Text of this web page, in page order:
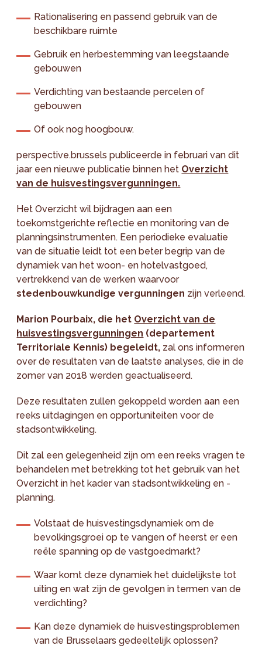
Rationalisering en passend gebruik van de
beschikbare ruimte
Gebruik en herbestemming van leegstaande
gebouwen
Verdichting van bestaande percelen of
gebouwen
Of ook nog hoogbouw.
perspective.brussels publiceerde in februari van dit
jaar een nieuwe publicatie binnen het Overzicht
van de huisvestingsvergunningen.
Het Overzicht wil bijdragen aan een
toekomstgerichte reflectie en monitoring van de
planningsinstrumenten. Een periodieke evaluatie
van de situatie leidt tot een beter begrip van de
dynamiek van het woon- en hotelvastgoed,
vertrekkend van de werken waarvoor
stedenbouwkundige vergunningen zijn verleend.
Marion Pourbaix, die het Overzicht van de
huisvestingsvergunningen (departement
Territoriale Kennis) begeleidt, zal ons informeren
over de resultaten van de laatste analyses, die in de
zomer van 2018 werden geactualiseerd.
Deze resultaten zullen gekoppeld worden aan een
reeks uitdagingen en opportuniteiten voor de
stadsontwikkeling.
Dit zal een gelegenheid zijn om een reeks vragen te
behandelen met betrekking tot het gebruik van het
Overzicht in het kader van stadsontwikkeling en -
planning.
Volstaat de huisvestingsdynamiek om de
bevolkingsgroei op te vangen of heerst er een
reële spanning op de vastgoedmarkt?
Waar komt deze dynamiek het duidelijkste tot
uiting en wat zijn de gevolgen in termen van de
verdichting?
Kan deze dynamiek de huisvestingsproblemen
van de Brusselaars gedeeltelijk oplossen?